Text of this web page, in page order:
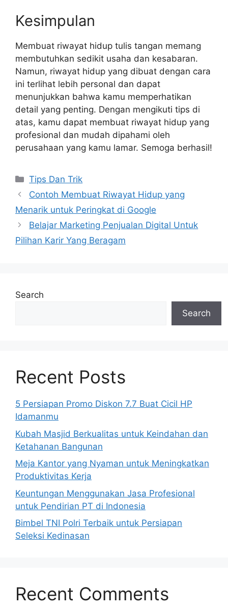
Kesimpulan
Membuat riwayat hidup tulis tangan memang
membutuhkan sedikit usaha dan kesabaran.
Namun, riwayat hidup yang dibuat dengan cara
ini terlihat lebih personal dan dapat
menunjukkan bahwa kamu memperhatikan
detail yang penting. Dengan mengikuti tips di
atas, kamu dapat membuat riwayat hidup yang
profesional dan mudah dipahami oleh
perusahaan yang kamu lamar. Semoga berhasil!
Categories
Tips Dan Trik
Contoh Membuat Riwayat Hidup yang
Menarik untuk Peringkat di Google
Belajar Marketing Penjualan Digital Untuk
Pilihan Karir Yang Beragam
Search
Search
Recent Posts
5 Persiapan Promo Diskon 7.7 Buat Cicil HP
Idamanmu
Kubah Masjid Berkualitas untuk Keindahan dan
Ketahanan Bangunan
Meja Kantor yang Nyaman untuk Meningkatkan
Produktivitas Kerja
Keuntungan Menggunakan Jasa Profesional
untuk Pendirian PT di Indonesia
Bimbel TNI Polri Terbaik untuk Persiapan
Seleksi Kedinasan
Recent Comments